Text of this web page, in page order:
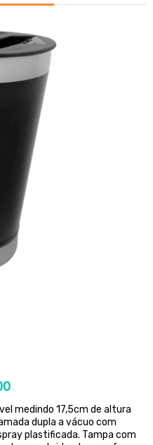
medindo 17,5cm de altura
dupla a vácuo com
plastificada. Tampa com